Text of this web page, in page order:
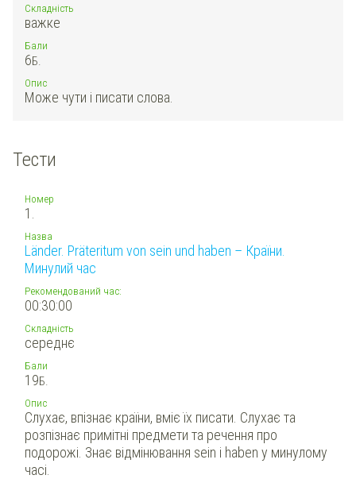
Складність
важке
Бали
6Б.
Опис
Може чути і писати слова.
Тести
Номер
1.
Назва
Länder. Präteritum von sein und haben – Країни.
Минулий час
Рекомендований час:
00:30:00
Складність
середнє
Бали
19Б.
Опис
Слухає, впізнає країни, вміє їх писати. Слухає та
розпізнає примітні предмети та речення про
подорожі. Знає відмінювання sein і haben у минулому
часі.